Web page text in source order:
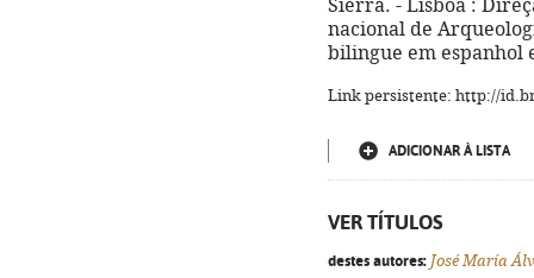
Sierra. - Lisboa :
nacional de
bilingue em espanhol
Link persistente: http://
ADICIONAR À LISTA
VER TÍTULOS
destes autores: José María